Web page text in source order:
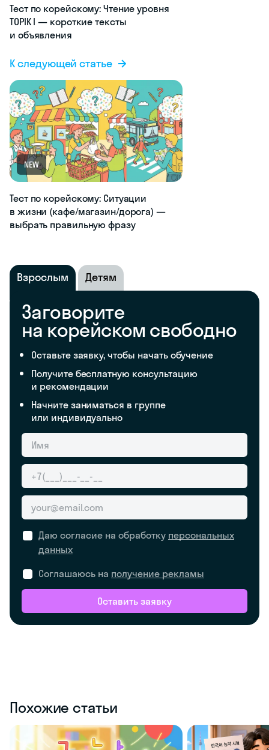
Тест по корейскому: Чтение уровня
TOPIK I — короткие тексты
и объявления
К следующей статье
NEW
Тест по корейскому: Ситуации
в жизни (кафе/магазин/дорога) —
выбрать правильную фразу
Взрослым Детям
Заговорите
на корейском свободно
Оставьте заявку, чтобы начать обучение
Получите бесплатную консультацию
и рекомендации
Начните заниматься в группе
или индивидуально
Даю согласие на обработку персональных
данных
Соглашаюсь на получение рекламы
Оставить заявку
Похожие статьи